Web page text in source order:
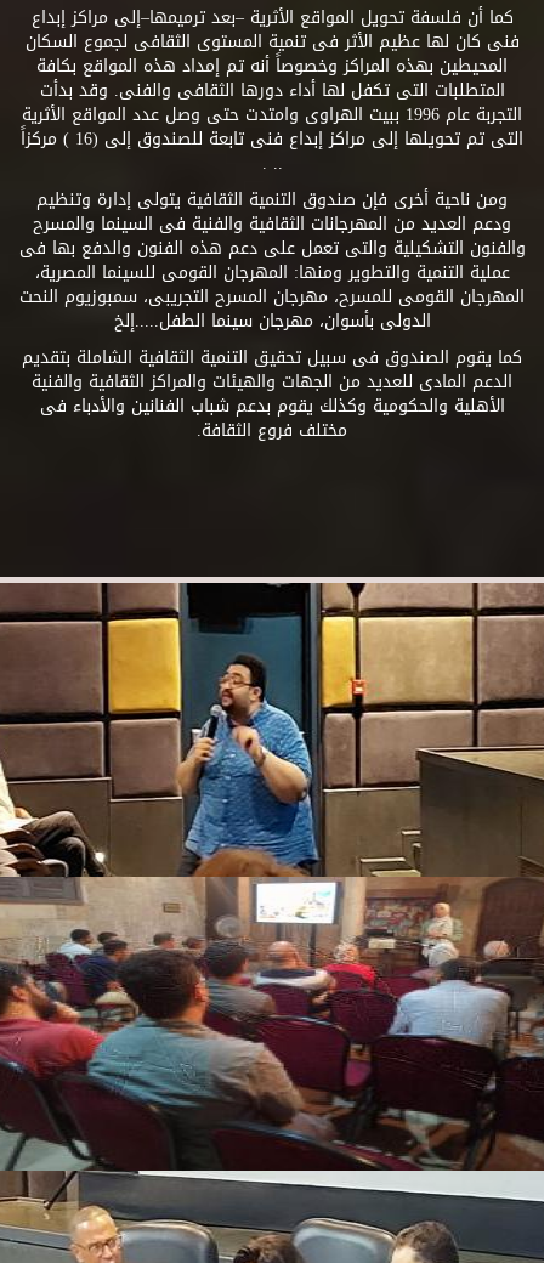
كما أن فلسفة تحويل المواقع الأثرية –بعد ترميمها–إلى مراكز إبداع
فنى كان لها عظيم الأثر فى تنمية المستوى الثقافى لجموع السكان
المحيطين بهذه المراكز وخصوصاً أنه تم إمداد هذه المواقع بكافة
المتطلبات التى تكفل لها أداء دورها الثقافى والفنى. وقد بدأت
التجربة عام 1996 ببيت الهراوى وامتدت حتى وصل عدد المواقع الأثرية
التى تم تحويلها إلى مراكز إبداع فنى تابعة للصندوق إلى (16 ) مركزاً
.. .
ومن ناحية أخرى فإن صندوق التنمية الثقافية يتولى إدارة وتنظيم
ودعم العديد من المهرجانات الثقافية والفنية فى السينما والمسرح
والفنون التشكيلية والتى تعمل على دعم هذه الفنون والدفع بها فى
عملية التنمية والتطوير ومنها: المهرجان القومى للسينما المصرية،
المهرجان القومى للمسرح، مهرجان المسرح التجريبى، سمبوزيوم النحت
الدولى بأسوان، مهرجان سينما الطفل.....إلخ
كما يقوم الصندوق فى سبيل تحقيق التنمية الثقافية الشاملة بتقديم
الدعم المادى للعديد من الجهات والهيئات والمراكز الثقافية والفنية
الأهلية والحكومية وكذلك يقوم بدعم شباب الفنانين والأدباء فى
مختلف فروع الثقافة.